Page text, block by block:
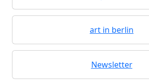
art in berlin
Newsletter